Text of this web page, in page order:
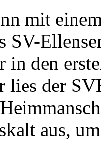
mit
SV-
in den
lies der
aus,